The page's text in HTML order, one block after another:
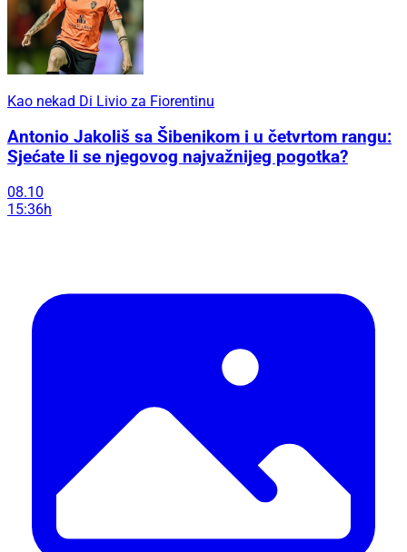
Kao nekad Di Livio za Fiorentinu
Antonio Jakoliš sa Šibenikom i u četvrtom rangu:
Sjećate li se njegovog najvažnijeg pogotka?
08.10
15:36h